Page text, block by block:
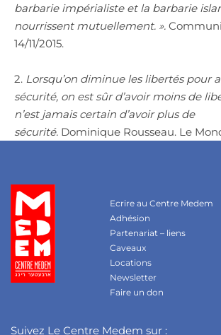
barbarie impérialiste et la barbarie
nourrissent mutuellement. ».
14/11/2015.
2. Lorsqu’on diminue les libertés pour
sécurité, on est sûr d’avoir moins de
n’est jamais certain d’avoir plus de
sécurité. Dominique Rousseau. Le
Ecrire au Centre Medem
Adhésion
Partenariat – liens
Caveaux
Locations
Newsletter
Faire un don
Suivez Le Centre Medem sur :